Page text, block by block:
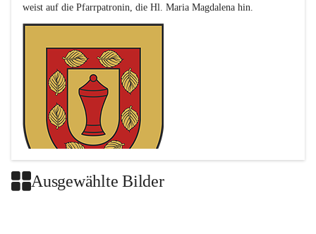
Ausgewählte Bilder